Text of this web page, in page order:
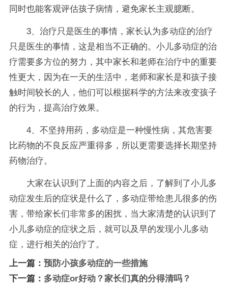
同时也能客观评估孩子病情，避免家长主观臆断。
3、治疗只是医生的事情，家长认为多动症的治疗
只是医生的事情，这是相当不正确的。小儿多动症的治
疗需要多方位的努力，其中家长和老师在治疗中的重要
性更大，因为在一天的生活中，老师和家长是和孩子接
触时间较长的人，他们可以根据科学的方法来改变孩子
的行为，提高治疗效果。
4、不坚持用药，多动症是一种慢性病，其危害要
比药物的不良反应严重得多，所以更需要选择长期坚持
药物治疗。
大家在认识到了上面的内容之后，了解到了小儿多
动症发生后的症状是什么了，多动症带给患儿很多的伤
害，带给家长们非常多的困扰，当大家清楚的认识到了
小儿多动症的症状之后，就可以及早的发现小儿多动
症，进行相关的治疗了。
上一篇： 预防小孩多动症的一些措施
下一篇： 多动症or好动？家长们真的分得清吗？